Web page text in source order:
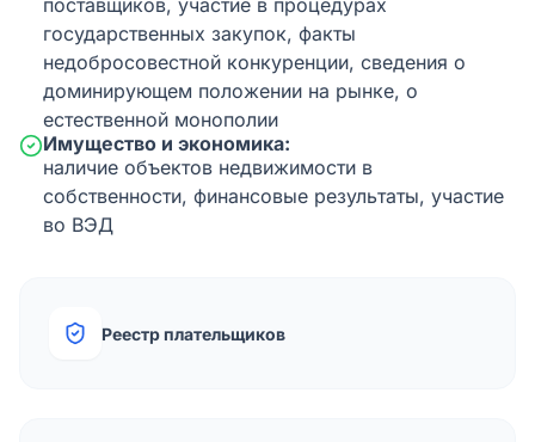
поставщиков, участие в процедурах
государственных закупок, факты
недобросовестной конкуренции, сведения о
доминирующем положении на рынке, о
естественной монополии
Имущество и экономика:
наличие объектов недвижимости в
собственности, финансовые результаты, участие
во ВЭД
Реестр плательщиков